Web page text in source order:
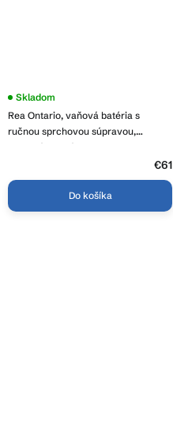
Rea Ontario, vaňová batéria s
ručnou sprchovou súpravou,
medená matná, REA-B0973
Skladom
€61
Do košíka